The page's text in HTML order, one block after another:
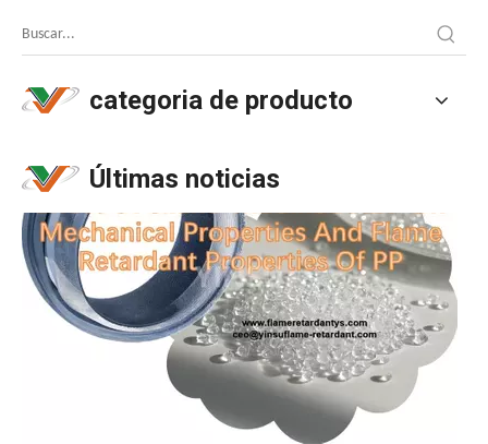
categoria de producto
Últimas noticias